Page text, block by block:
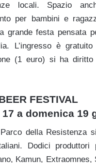
locali. Spazio
per bambini e
grande festa pensata
L’ingresso è gratuito
(1 euro) si ha diritto
FESTIVAL
a domenica 19
della Resistenza
Dodici
Kamun,